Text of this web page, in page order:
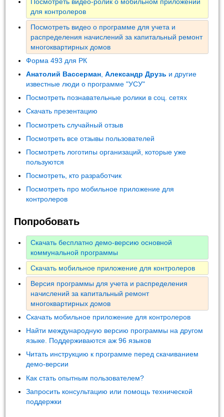
для контролеров
Посмотреть видео о программе для учета и
распределения начислений за капитальный ремонт
многоквартирных домов
Форма 493 для РК
Анатолий Вассерман ,Александр Друзь и другие
известные люди о программе "УСУ"
Посмотреть познавательные ролики в соц. сетях
Скачать презентацию
Посмотреть случайный отзыв
Посмотреть все отзывы пользователей
Посмотреть логотипы организаций, которые уже
пользуются
Посмотреть, кто разработчик
Посмотреть про мобильное приложение для
контролеров
Попробовать
Скачать бесплатно демо-версию основной
коммунальной программы
Скачать мобильное приложение для контролеров
Версия программы для учета и распределения
начислений за капитальный ремонт
многоквартирных домов
Скачать мобильное приложение для контролеров
Найти международную версию программы на другом
языке. Поддерживаются аж 96 языков
Читать инструкцию к программе перед скачиванием
демо-версии
Как стать опытным пользователем?
Запросить консультацию или помощь технической
поддержки